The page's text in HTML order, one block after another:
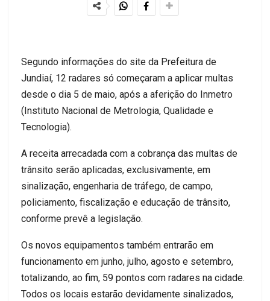
Segundo informações do site da Prefeitura de
Jundiaí, 12 radares só começaram a aplicar multas
desde o dia 5 de maio, após a aferição do Inmetro
(Instituto Nacional de Metrologia, Qualidade e
Tecnologia).
A receita arrecadada com a cobrança das multas de
trânsito serão aplicadas, exclusivamente, em
sinalização, engenharia de tráfego, de campo,
policiamento, fiscalização e educação de trânsito,
conforme prevê a legislação.
Os novos equipamentos também entrarão em
funcionamento em junho, julho, agosto e setembro,
totalizando, ao fim, 59 pontos com radares na cidade.
Todos os locais estarão devidamente sinalizados,